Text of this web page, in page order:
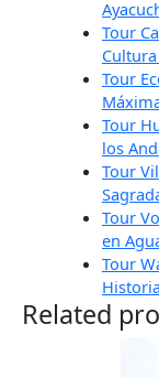
Tour
Tour
Tour
los
Tour
Tour
en
Tour
Related